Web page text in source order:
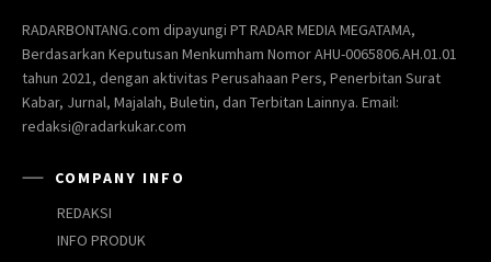
RADARBONTANG.com dipayungi PT RADAR MEDIA MEGATAMA,
Berdasarkan Keputusan Menkumham Nomor AHU-0065806.AH.01.01
tahun 2021, dengan aktivitas Perusahaan Pers, Penerbitan Surat
Kabar, Jurnal, Majalah, Buletin, dan Terbitan Lainnya. Email:
redaksi@radarkukar.com
COMPANY INFO
REDAKSI
INFO PRODUK